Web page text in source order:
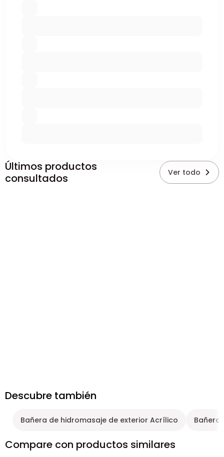
Últimos productos
consultados
Ver todo
Descubre también
Bañera de hidromasaje de exterior Acrílico Bañera
Compare con productos similares